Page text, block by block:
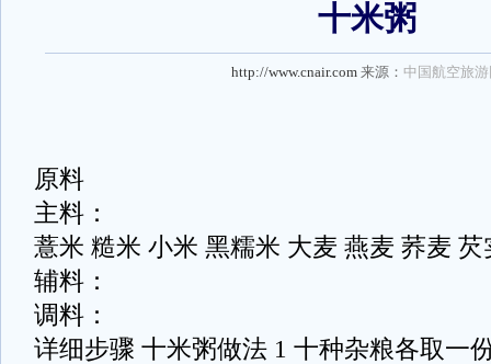
十米粥
http://www.cnair.com 来源： 中国航空旅
原料
主料：
薏米 糙米 小米 黑糯米 大麦 燕麦 荞麦
辅料：
调料：
详细步骤 十米粥做法 1 十种杂粮各取